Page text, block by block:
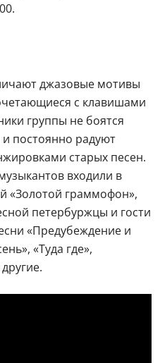
джазовые мотивы
с клавишами
группы не боятся
постоянно радуют
старых песен.
входили в
«Золотой граммофон»,
петербуржцы и гости
«Предубеждение и
«Туда где»,